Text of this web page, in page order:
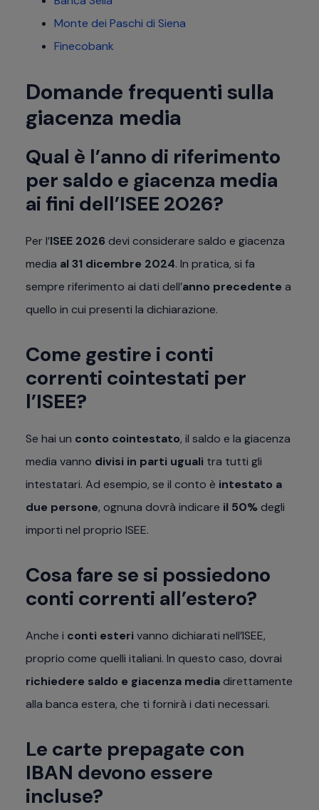
Monte dei Paschi di Siena
Finecobank
Domande frequenti sulla
giacenza media
Qual è l’anno di riferimento
per saldo e giacenza media
ai fini dell’ISEE 2026?
Per l’ISEE 2026 devi considerare saldo e giacenza
media al 31 dicembre 2024. In pratica, si fa
sempre riferimento ai dati dell’anno precedente a
quello in cui presenti la dichiarazione.
Come gestire i conti
correnti cointestati per
l’ISEE?
Se hai un conto cointestato, il saldo e la giacenza
media vanno divisi in parti uguali tra tutti gli
intestatari. Ad esempio, se il conto è intestato a
due persone, ognuna dovrà indicare il 50% degli
importi nel proprio ISEE.
Cosa fare se si possiedono
conti correnti all’estero?
Anche i conti esteri vanno dichiarati nell’ISEE,
proprio come quelli italiani. In questo caso, dovrai
richiedere saldo e giacenza mediadirettamente
alla banca estera, che ti fornirà i dati necessari.
Le carte prepagate con
IBAN devono essere
incluse?